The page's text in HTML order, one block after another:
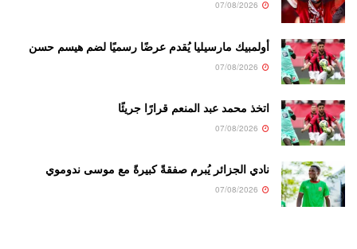
أولمبيك مارسيليا يُقدم عرضًا رسميًا لضم هيسم حسن
اتخذ محمد عبد المنعم قرارًا جريئًا
نادي الجزائر يُبرم صفقةً كبيرةً مع موسى ندوموي